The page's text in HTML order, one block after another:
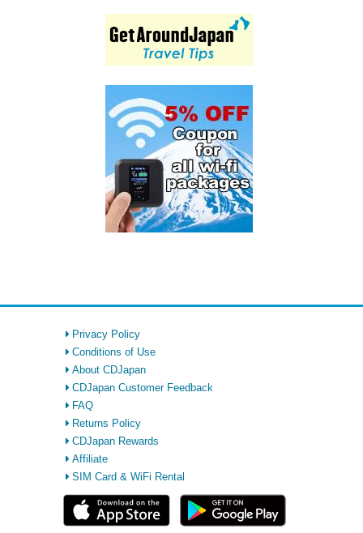
Privacy Policy
Conditions of Use
About CDJapan
CDJapan Customer Feedback
FAQ
Returns Policy
CDJapan Rewards
Affiliate
SIM Card & WiFi Rental